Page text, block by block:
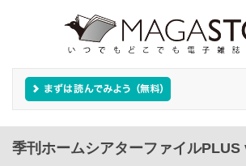
季刊ホームシアターファイルPLUS